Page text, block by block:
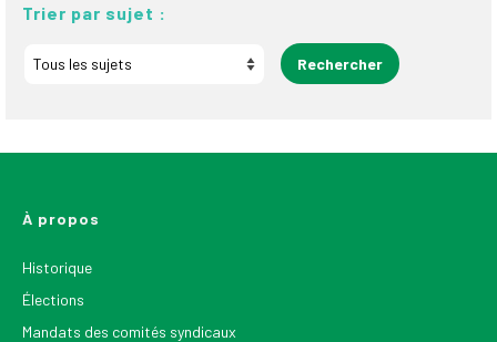
Trier par sujet :
À propos
Historique
Élections
Mandats des comités syndicaux